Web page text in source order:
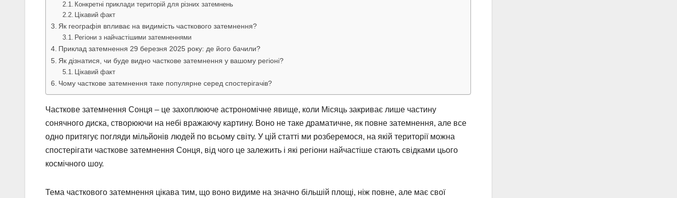
Конкретні приклади територій для різних затемнень
Цікавий факт
Як географія впливає на видимість часткового затемнення?
Регіони з найчастішими затемненнями
Приклад затемнення 29 березня 2025 року: де його бачили?
Як дізнатися, чи буде видно часткове затемнення у вашому регіоні?
Цікавий факт
Чому часткове затемнення таке популярне серед спостерігачів?
Часткове затемнення Сонця – це захоплююче астрономічне явище, коли Місяць закриває лише частину
сонячного диска, створюючи на небі вражаючу картину. Воно не таке драматичне, як повне затемнення, але все
одно притягує погляди мільйонів людей по всьому світу. У цій статті ми розберемося, на якій території можна
спостерігати часткове затемнення Сонця, від чого це залежить і які регіони найчастіше стають свідками цього
космічного шоу.
Тема часткового затемнення цікава тим, що воно видиме на значно більшій площі, ніж повне, але має свої